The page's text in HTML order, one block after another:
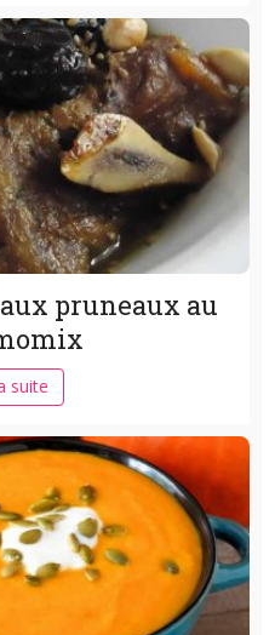
pruneaux au
suite